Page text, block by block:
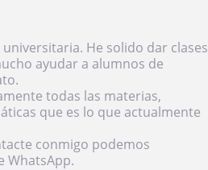
He solido dar clases
ayudar a alumnos de
todas las materias,
que es lo que actualmente
conmigo podemos
WhatsApp.